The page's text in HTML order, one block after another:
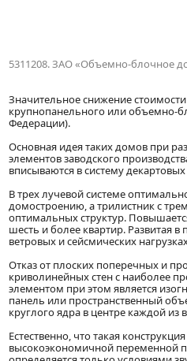
5311208. ЗАО «Объемно-блочное
Значительное снижение
крупнопанельного или объемно-
Федерации).
Основная идея таких домов при
элементов заводского
вписываются в систему
В трех лучевой системе
домостроению, а трилистник с
оптимальных структур.
шесть и более квартир. Развитая
ветровых и сейсмических
Отказ от плоских поперечных и
криволинейных стен с наиболее
элементом при этом является
панель или пространственный
круглого ядра в центре каждой
Естественно, что такая
высокоэкономичной переменной